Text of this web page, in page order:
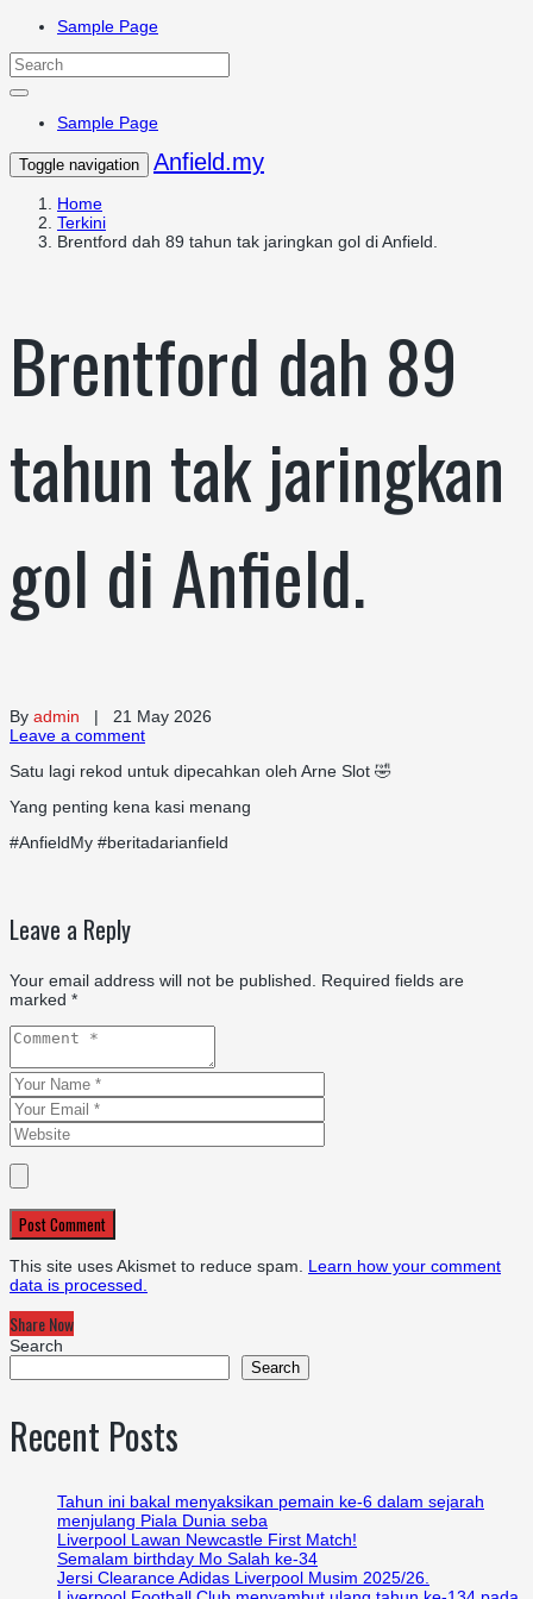
Sample Page
Sample Page
Toggle navigation Anfield.my
Home
Terkini
Brentford dah 89 tahun tak jaringkan gol di Anfield.
Brentford dah 89
tahun tak jaringkan
gol di Anfield.
By admin | 21 May 2026
Leave a comment
Satu lagi rekod untuk dipecahkan oleh Arne Slot 🤣
Yang penting kena kasi menang
#AnfieldMy #beritadarianfield
Leave a Reply
Your email address will not be published.
Required fields are
marked *
Post Comment
This site uses Akismet to reduce spam. Learn how your comment
data is processed.
Share Now
Search
Search
Recent Posts
Tahun ini bakal menyaksikan pemain ke-6 dalam sejarah
menjulang Piala Dunia seba
Liverpool Lawan Newcastle First Match!
Semalam birthday Mo Salah ke-34
Jersi Clearance Adidas Liverpool Musim 2025/26.